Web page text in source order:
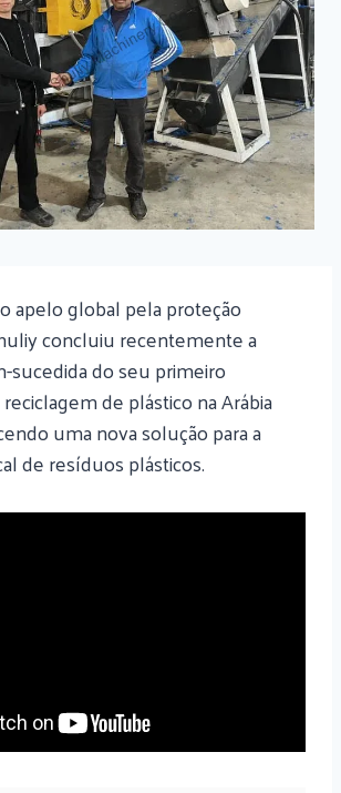
apelo global pela proteção
concluiu recentemente a
sucedida do seu primeiro
de plástico na Arábia
uma nova solução para a
de resíduos plásticos.